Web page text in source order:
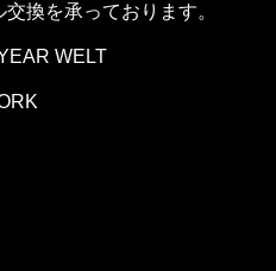
換を承っております。
WELT